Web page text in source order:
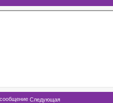
Следующая